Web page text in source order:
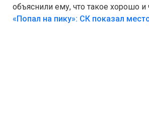
объяснили ему, что такое хорошо и
Лезть через такой забор,верх